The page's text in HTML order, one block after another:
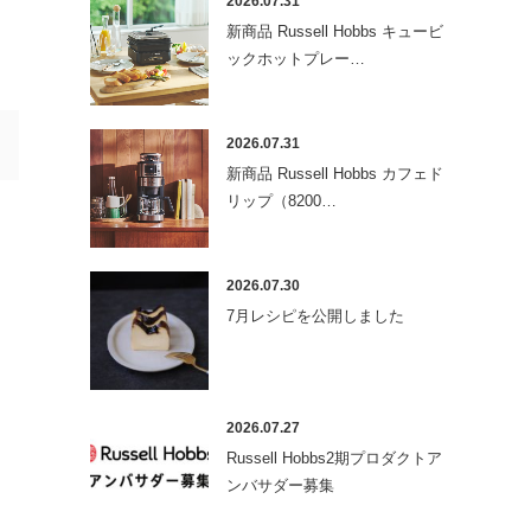
新商品 Russell Hobbs キュービ
ックホットプレー…
2026.07.31
新商品 Russell Hobbs カフェド
リップ（8200…
2026.07.30
7月レシピを公開しました
2026.07.27
Russell Hobbs2期プロダクトア
ンバサダー募集